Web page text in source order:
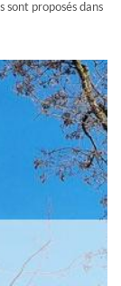
sont proposés dans